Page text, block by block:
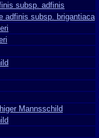
subsp. adfinis
adfinis subsp. brigantiaca
Mannsschild